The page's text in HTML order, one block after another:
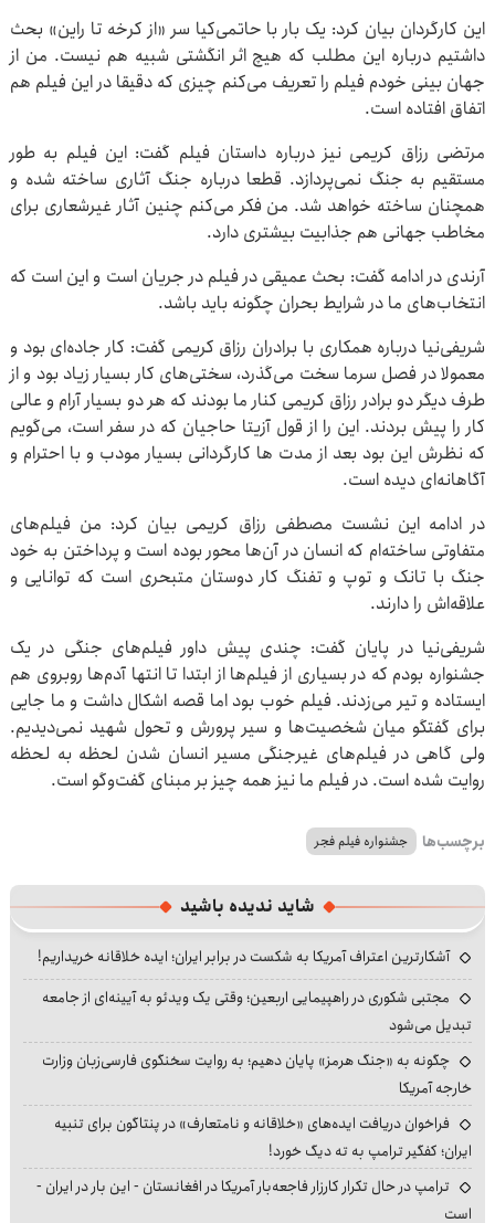
این کارگردان بیان کرد: یک بار با حاتمی‌کیا سر «از کرخه تا راین» بحث
داشتیم درباره این مطلب که هیچ اثر انگشتی شبیه هم نیست. من از
جهان بینی خودم فیلم را تعریف می‌کنم چیزی که دقیقا در این فیلم هم
اتفاق افتاده است.
مرتضی رزاق کریمی نیز درباره داستان فیلم گفت: این فیلم به طور
مستقیم به جنگ نمی‌پردازد. قطعا درباره جنگ آثاری ساخته شده و
همچنان ساخته خواهد شد. من فکر می‌کنم چنین آثار غیرشعاری برای
مخاطب جهانی هم جذابیت بیشتری دارد.
آرندی در ادامه گفت: بحث عمیقی در فیلم در جریان است و این است که
انتخاب‌های ما در شرایط بحران چگونه باید باشد.
شریفی‌نیا درباره همکاری با برادران رزاق کریمی گفت: کار جاده‌ای بود و
معمولا در فصل سرما سخت می‌گذرد، سختی‌های کار بسیار زیاد بود و از
طرف دیگر دو برادر رزاق کریمی کنار ما بودند که هر دو بسیار آرام و عالی
کار را پیش بردند. این را از قول آزیتا حاجیان که در سفر است، می‌گویم
که نظرش این بود بعد از مدت ها کارگردانی بسیار مودب و با احترام و
آگاهانه‌ای دیده است.
در ادامه این نشست مصطفی رزاق کریمی بیان کرد: من فیلم‌های‌
متفاوتی ساخته‌ام که انسان در آن‌ها محور بوده است و پرداختن به خود
جنگ با تانک و توپ و تفنگ کار دوستان متبحری‌ است که توانایی و
علاقه‌اش را دارند.
شریفی‌نیا در پایان گفت: چندی پیش داور فیلم‌های جنگی در یک
جشنواره بودم که در بسیاری از فیلم‌ها از ابتدا تا انتها آدم‌ها روبروی هم
ایستاده و تیر می‌زدند. فیلم خوب بود اما قصه اشکال داشت و ما جایی
برای گفتگو میان شخصیت‌ها و سیر پرورش و تحول شهید نمی‌دیدیم.
ولی گاهی در فیلم‌های غیرجنگی مسیر انسان شدن لحظه به لحظه
روایت شده است. در فیلم ما نیز همه چیز بر مبنای گفت‌وگو است.
برچسب‌ها جشنواره فیلم فجر
شاید ندیده باشید
آشکارترین اعتراف آمریکا به شکست در برابر ایران؛ ایده خلاقانه خریداریم!
مجتبی شکوری در راهپیمایی اربعین؛ وقتی یک ویدئو به آیینه‌ای از جامعه
تبدیل می‌شود
چگونه به «جنگ هرمز» پایان دهیم؛ به روایت سخنگوی فارسی‌زبان وزارت
خارجه آمریکا
فراخوان دریافت ایده‌های «خلاقانه و نامتعارف» در پنتاگون برای تنبیه
ایران؛ کفگیر ترامپ به ته دیگ خورد!
ترامپ در حال تکرار کارزار فاجعه‌بار آمریکا در افغانستان - این بار در ایران -
است